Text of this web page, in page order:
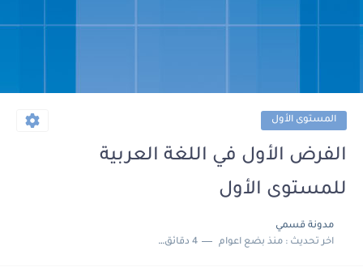
المستوى الأول
الفرض الأول في اللغة العربية
للمستوى الأول
مدونة قسمي
اخر تحديث :منذ بضع اعوام 4 دقائق للقراءة